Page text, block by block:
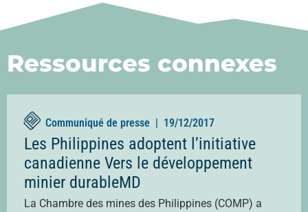
Ressources connexes
Communiqué de presse | 19/12/2017
Les Philippines adoptent l’initiative
canadienne Vers le développement
minier durableMD
La Chambre des mines des Philippines (COMP) a